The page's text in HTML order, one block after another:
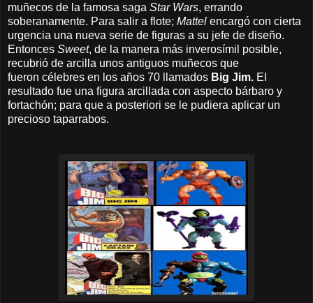
muñecos de la famosa saga Star Wars, errando
soberanamente. Para salir a flote; Mattel encargó con cierta
urgencia una nueva serie de figuras a su jefe de diseño.
Entonces Sweet, de la manera más inverosímil posible,
recubrió de arcilla unos antiguos muñecos que
fueron célebres en los años 70 llamados Big Jim. El
resultado fue una figura arcillada con aspecto bárbaro y
fortachón; para que a posteriori se le pudiera aplicar un
precioso taparrabos.